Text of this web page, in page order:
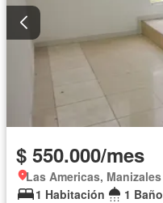
$ 550.000/mes
Las Americas, Manizales
1 Habitación
1 Baño